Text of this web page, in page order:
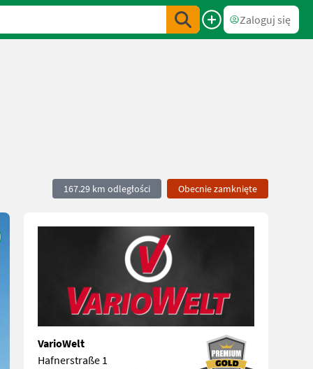
Zaloguj się
167.29 km odległości Obecnie zamknięte
VarioWelt
Hafnerstraße 1